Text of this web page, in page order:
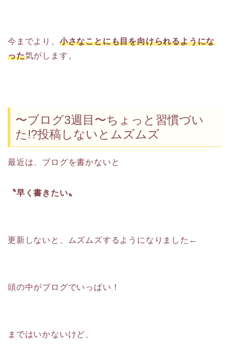
今までより、 小さなことにも目を向けられるようにな
った気がします。
〜ブログ3週目〜ちょっと習慣づい
た!?投稿しないとムズムズ
最近は、ブログを書かないと
〝早く書きたい〟
更新しないと、ムズムズするようになりました←
頭の中がブログでいっぱい！
まではいかないけど、